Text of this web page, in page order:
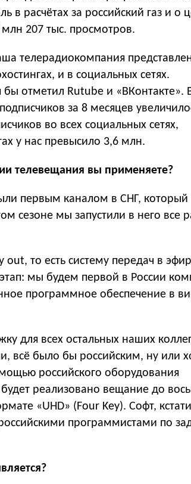
в расчётах за российский газ и о
207 тыс. просмотров.
телерадиокомпания
и в социальных сетях.
бы отметил Rutube и «ВКонтакте».
за 8 месяцев
во всех социальных сетях,
у нас превысило 3,6 млн.
телевещания вы применяете?
первым каналом в СНГ, который
сезоне мы запустили в него все
то есть систему передач в эфир
мы будем первой в России
программное обеспечение в
для всех остальных наших
всё было бы российским, ну или
российского оборудования
реализовано вещание до
«UHD» (Four Key). Софт,
программистами по